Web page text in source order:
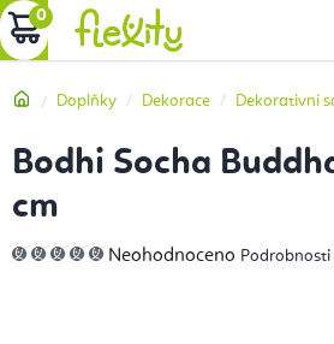
Přejít
na
NÁKUPNÍ
DomůDoplňky Dekorace Dekorativní
Bodhi Socha
cm
Průměrné
hodnocení
Neohodnoceno